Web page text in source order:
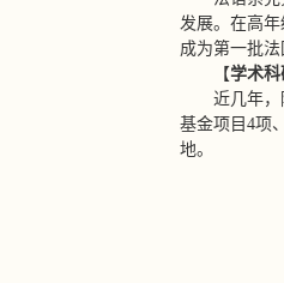
发展。在高
成为第一批
【学术科
近几年
基金项目4项
地。